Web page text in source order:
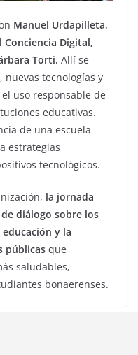
Manuel Urdapilleta,
Conciencia Digital,
Torti. Allí se
tecnologías y
uso responsable de
educativas.
de una escuela
estrategias
tecnológicos.
la jornada
diálogo sobre los
y la
públicas que
saludables,
bonaerenses.